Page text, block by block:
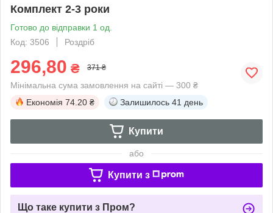
Комплект 2-3 роки
Готово до відправки 1 од.
Код: 3506
Роздріб
296,80 ₴ 371 ₴
Мінімальна сума замовлення на сайті — 300 ₴
Економія 74.20 ₴ Залишилось 41 день
Купити
або
Купити з
Що таке купити з Пром?